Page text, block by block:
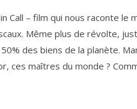
Call – film qui nous raconte le
Même plus de révolte,
50% des biens de la pla­nète.
ces maîtres du monde ?